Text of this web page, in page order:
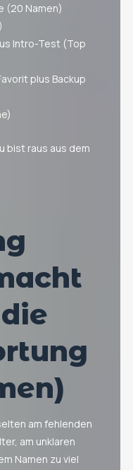
(20 Namen)
Intro-Test (Top
plus Backup
bist raus aus dem
am fehlenden
am unklaren
Namen zu viel